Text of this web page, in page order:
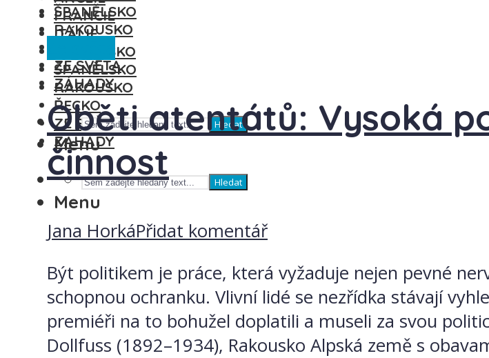
FRANCIE
ITÁLIE
MAĎARSKO
ŠPANĚLSKO
RAKOUSKO
ŘECKO
ZE SVĚTA
ZÁHADY
Hledat
Menu
ŠPANĚLSKO
RAKOUSKO
ZE SVĚTA
ZÁHADY
Hledat
Menu
Oběti atentátů: Vysoká
činnost
Jana HorkáPřidat komentář
Být politikem je práce, která vyžaduje nejen pevné
schopnou ochranku. Vlivní lidé se nezřídka stávají
premiéři na to bohužel doplatili a museli za svou
Dollfuss (1892–1934), Rakousko Alpská země s